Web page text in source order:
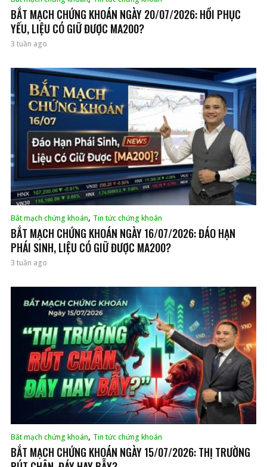
BẮT MẠCH CHỨNG KHOÁN NGÀY 20/07/2026: HỒI PHỤC
YẾU, LIỆU CÓ GIỮ ĐƯỢC MA200?
3 tuần ago
Bắt mạch chứng khoán, Tin tức chứng khoán
BẮT MẠCH CHỨNG KHOÁN NGÀY 16/07/2026: ĐÁO HẠN
PHÁI SINH, LIỆU CÓ GIỮ ĐƯỢC MA200?
3 tuần ago
Bắt mạch chứng khoán, Tin tức chứng khoán
BẮT MẠCH CHỨNG KHOÁN NGÀY 15/07/2026: THỊ TRƯỜNG